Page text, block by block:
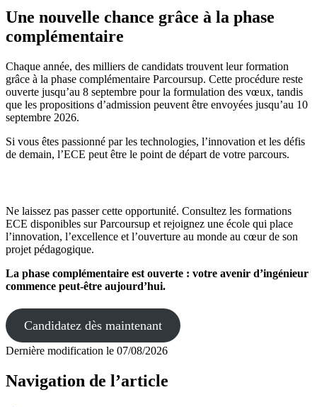
Une nouvelle chance grâce à la phase
complémentaire
Chaque année, des milliers de candidats trouvent leur formation
grâce à la phase complémentaire Parcoursup. Cette procédure reste
ouverte jusqu’au 8 septembre pour la formulation des vœux, tandis
que les propositions d’admission peuvent être envoyées jusqu’au 10
septembre 2026.
Si vous êtes passionné par les technologies, l’innovation et les défis
de demain, l’ECE peut être le point de départ de votre parcours.
Ne laissez pas passer cette opportunité. Consultez les formations
ECE disponibles sur Parcoursup et rejoignez une école qui place
l’innovation, l’excellence et l’ouverture au monde au cœur de son
projet pédagogique.
La phase complémentaire est ouverte : votre avenir d’ingénieur
commence peut-être aujourd’hui.
Candidatez dès maintenant
Dernière modification le 07/08/2026
Navigation de l’article